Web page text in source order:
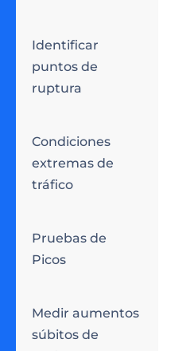
Identificar
puntos de
ruptura
Condiciones
extremas de
tráfico
Pruebas de
Picos
Medir aumentos
súbitos de